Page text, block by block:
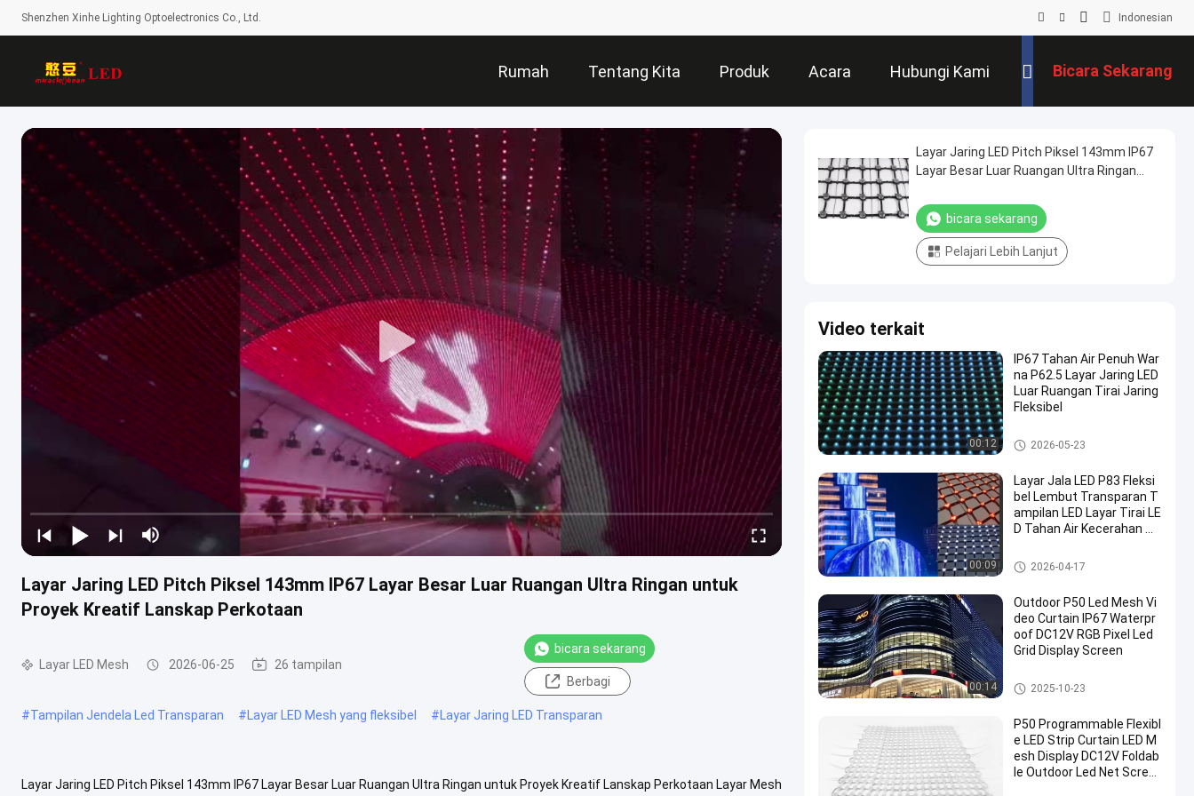
Shenzhen Xinhe Lighting Optoelectronics Co., Ltd. Indonesian
Rumah Tentang Kita Produk Acara Hubungi Kami Bicara Sekarang
Layar Jaring LED Pitch Piksel 143mm IP67 Layar Besar Luar Ruangan Ultra Ringan untuk
Proyek Kreatif Lanskap Perkotaan
Layar LED Mesh 2026-06-25 26 tampilan
bicara sekarang
Berbagi
#Tampilan Jendela Led Transparan #Layar LED Mesh yang fleksibel #Layar Jaring LED Transparan
Layar Jaring LED Pitch Piksel 143mm IP67 Layar Besar Luar Ruangan Ultra Ringan untuk Proyek Kreatif Lanskap Perkotaan Layar Mesh
Layar Jaring LED Pitch Piksel 143mm IP67
Layar Besar Luar Ruangan Ultra Ringan
bicara sekarang
Pelajari Lebih Lanjut
Video terkait
00:12
IP67 Tahan Air Penuh War
na P62.5 Layar Jaring LED
Luar Ruangan Tirai Jaring
Fleksibel
Layar LED Mesh
2026-05-23
00:09
Layar Jala LED P83 Fleksi
bel Lembut Transparan T
ampilan LED Layar Tirai LE
D Tahan Air Kecerahan Ti
Dinding Media Fasad Ban
gunan Latar Panggung Ta
Layar LED Mesh
2026-04-17
00:14
Outdoor P50 Led Mesh Vi
deo Curtain IP67 Waterpr
oof DC12V RGB Pixel Led
Grid Display Screen
Layar LED Mesh
2025-10-23
P50 Programmable Flexibl
e LED Strip Curtain LED M
esh Display DC12V Foldab
le Outdoor Led Net Scree